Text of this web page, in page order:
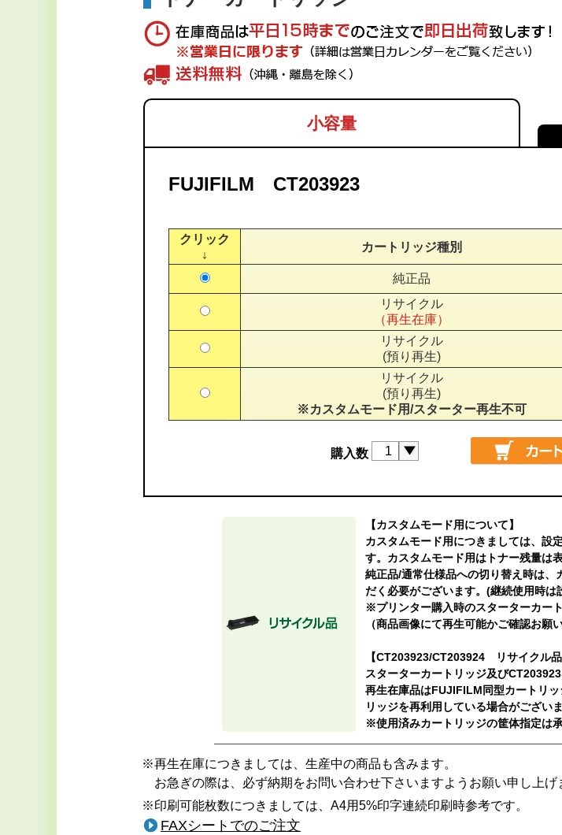
小容量
FUJIFILM CT203923
クリック
↓
カートリッジ種別
純正品
リサイクル
（再生在庫）
リサイクル
(預り再生)
リサイクル
(預り再生)
※カスタムモード用/スターター再生不可
購入数
【カスタムモード用について】
カスタムモード用につきましては、設
す。カスタムモード用はトナー残量は
純正品/通常仕様品への切り替え時は、
だく必要がございます。(継続使用時は
※プリンター購入時のスターターカー
（商品画像にて再生可能かご確認お願
【CT203923/CT203924 リサイクル品
スターターカートリッジ及び
再生在庫品はFUJIFILM同型カートリ
リッジを再利用している場合がございま
※使用済みカートリッジの筐体指定は
※再生在庫につきましては、生産中の商品も含みます。
お急ぎの際は、必ず納期をお問い合わせ下さいますようお願い申し上げ
※印刷可能枚数につきましては、A4用5%印字連続印刷時参考です。
FAXシートでのご注文